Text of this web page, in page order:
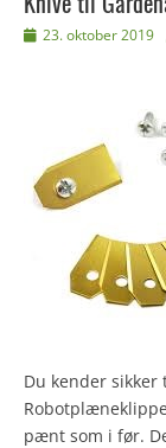
Udgivet
23. oktober 2019
Du kender
pænt som i før.